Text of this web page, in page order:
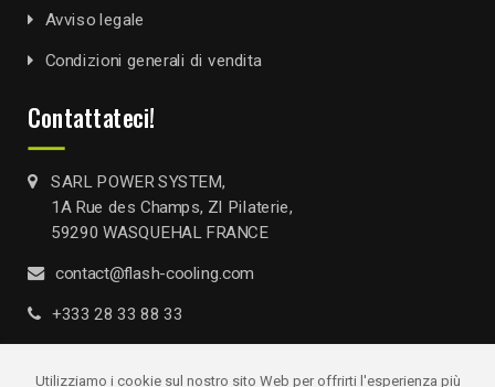
Avviso legale
Condizioni generali di vendita
Contattateci!
SARL POWER SYSTEM,
1A Rue des Champs, ZI Pilaterie,
59290 WASQUEHAL FRANCE
contact@flash-cooling.com
+333 28 33 88 33
Utilizziamo i cookie sul nostro sito Web per offrirti l'esperienza più